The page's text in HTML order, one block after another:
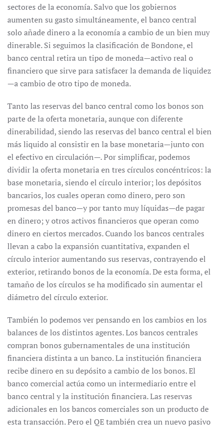
sectores de la economía. Salvo que los gobiernos
aumenten su gasto simultáneamente, el banco central
solo añade dinero a la economía a cambio de un bien muy
dinerable. Si seguimos la clasificación de Bondone, el
banco central retira un tipo de moneda—activo real o
financiero que sirve para satisfacer la demanda de liquidez
—a cambio de otro tipo de moneda.
Tanto las reservas del banco central como los bonos son
parte de la oferta monetaria, aunque con diferente
dinerabilidad, siendo las reservas del banco central el bien
más liquido al consistir en la base monetaria—junto con
el efectivo en circulación—. Por simplificar, podemos
dividir la oferta monetaria en tres círculos concéntricos: la
base monetaria, siendo el círculo interior; los depósitos
bancarios, los cuales operan como dinero, pero son
promesas del banco—y por tanto muy líquidas—de pagar
en dinero; y otros activos financieros que operan como
dinero en ciertos mercados. Cuando los bancos centrales
llevan a cabo la expansión cuantitativa, expanden el
círculo interior aumentando sus reservas, contrayendo el
exterior, retirando bonos de la economía. De esta forma, el
tamaño de los círculos se ha modificado sin aumentar el
diámetro del círculo exterior.
También lo podemos ver pensando en los cambios en los
balances de los distintos agentes. Los bancos centrales
compran bonos gubernamentales de una institución
financiera distinta a un banco. La institución financiera
recibe dinero en su depósito a cambio de los bonos. El
banco comercial actúa como un intermediario entre el
banco central y la institución financiera. Las reservas
adicionales en los bancos comerciales son un producto de
esta transacción. Pero el QE también crea un nuevo pasivo